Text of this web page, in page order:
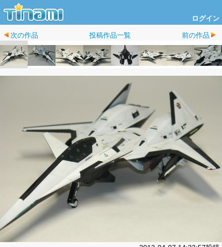
ログイン
次の作品 投稿作品一覧 前の作品